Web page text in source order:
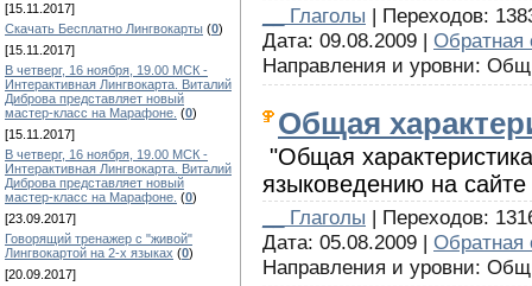
[15.11.2017]
Скачать Бесплатно Лингвокарты (0)
[15.11.2017]
В четверг, 16 ноября, 19.00 МСК -
Интерактивная Лингвокарта. Виталий
Диброва представляет новый
мастер-класс на Марафоне. (0)
[15.11.2017]
В четверг, 16 ноября, 19.00 МСК -
Интерактивная Лингвокарта. Виталий
Диброва представляет новый
мастер-класс на Марафоне. (0)
[23.09.2017]
Говорящий тренажер с "живой"
Лингвокартой на 2-х языках (0)
[20.09.2017]
__ Глаголы | Переходов:
Дата: 09.08.2009 | Обратная
Направления и уровни:
Общая
"Общая
языковедению на
__ Глаголы | Переходов:
Дата: 05.08.2009 | Обратная
Направления и уровни: